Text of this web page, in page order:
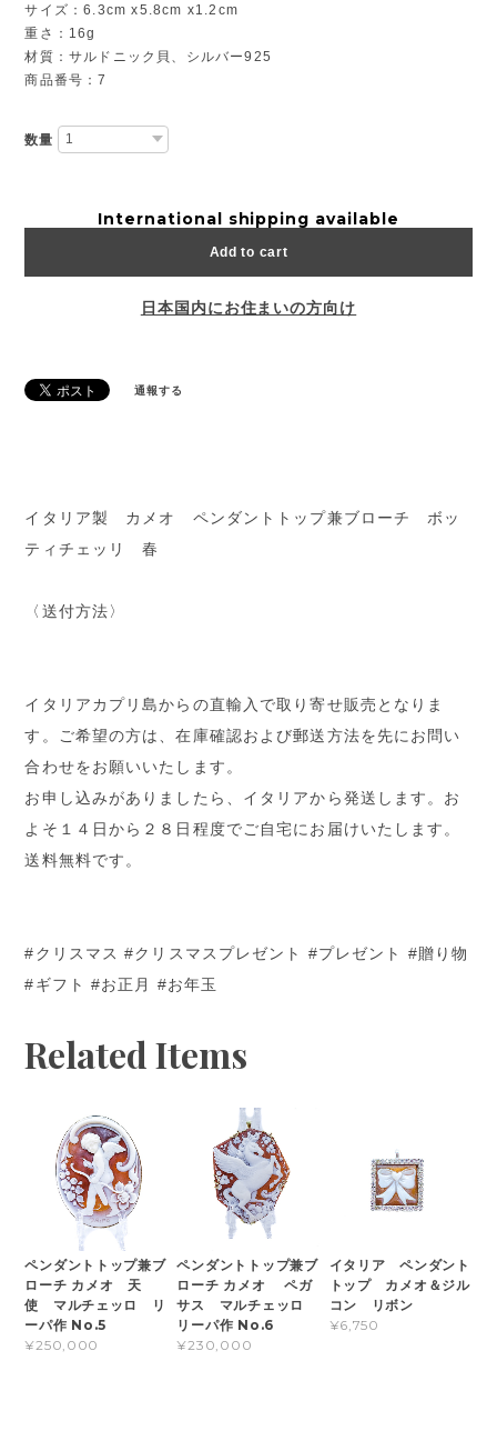
サイズ：6.3cm x5.8cm x1.2cm
重さ：16g
材質：サルドニック貝、シルバー925
商品番号：7
数量
International shipping available
Add to cart
日本国内にお住まいの方向け
通報する
イタリア製 カメオ ペンダントトップ兼ブローチ ボッ
ティチェッリ 春
〈送付方法〉
イタリアカプリ島からの直輸入で取り寄せ販売となりま
す。ご希望の方は、在庫確認および郵送方法を先にお問い
合わせをお願いいたします。
お申し込みがありましたら、イタリアから発送します。お
よそ１４日から２８日程度でご自宅にお届けいたします。
送料無料です。
#クリスマス #クリスマスプレゼント #プレゼント #贈り物
#ギフト #お正月 #お年玉
Related Items
ペンダントトップ兼ブ
ローチ カメオ 天
使 マルチェッロ リ
ーパ作 No.5
¥250,000
ペンダントトップ兼ブ
ローチ カメオ ペガ
サス マルチェッロ
リーパ作 No.6
¥230,000
イタリア ペンダント
トップ カメオ＆ジル
コン リボン
¥6,750